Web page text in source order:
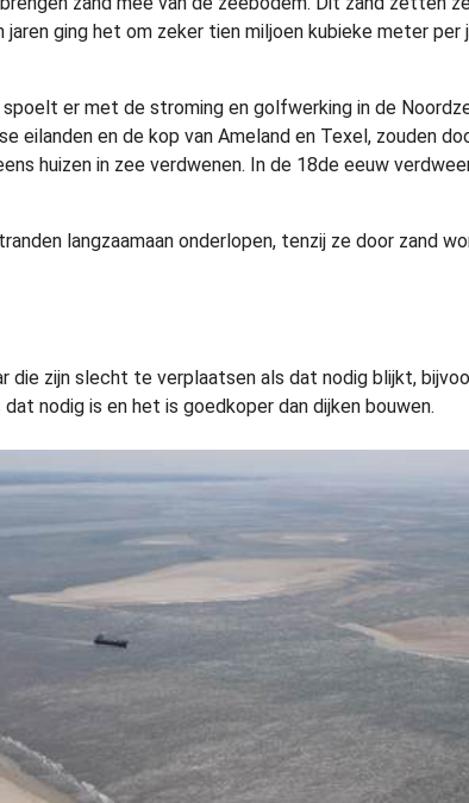
ging het om zeker tien miljoen kubieke meter per
er met de stroming en golfwerking in de
eilanden en de kop van Ameland en Texel, zouden
huizen in zee verdwenen. In de 18de eeuw
langzaamaan onderlopen, tenzij ze door zand
die zijn slecht te verplaatsen als dat nodig blijkt,
nodig is en het is goedkoper dan dijken bouwen.